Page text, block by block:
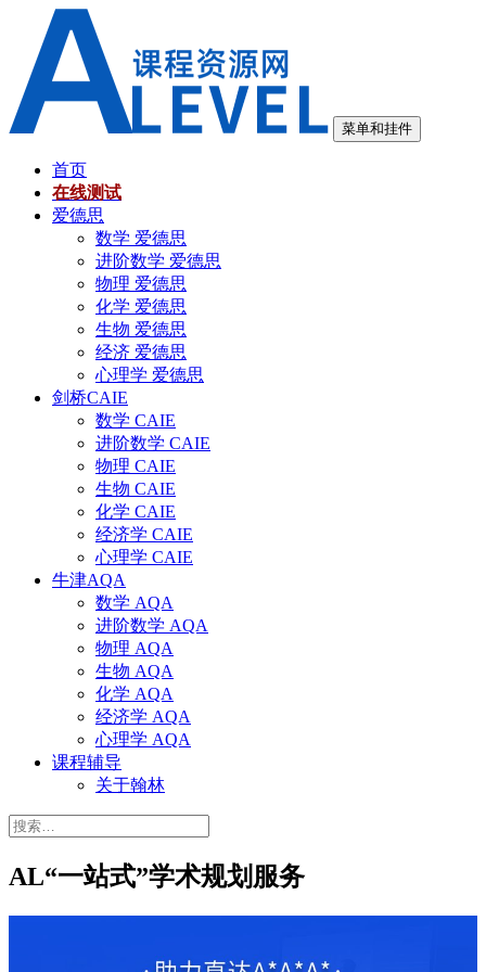
菜单和挂件
首页
在线测试
爱德思
数学 爱德思
进阶数学 爱德思
物理 爱德思
化学 爱德思
生物 爱德思
经济 爱德思
心理学 爱德思
剑桥CAIE
数学 CAIE
进阶数学 CAIE
物理 CAIE
生物 CAIE
化学 CAIE
经济学 CAIE
心理学 CAIE
牛津AQA
数学 AQA
进阶数学 AQA
物理 AQA
生物 AQA
化学 AQA
经济学 AQA
心理学 AQA
课程辅导
关于翰林
搜
AL“一站式”学术规划服务